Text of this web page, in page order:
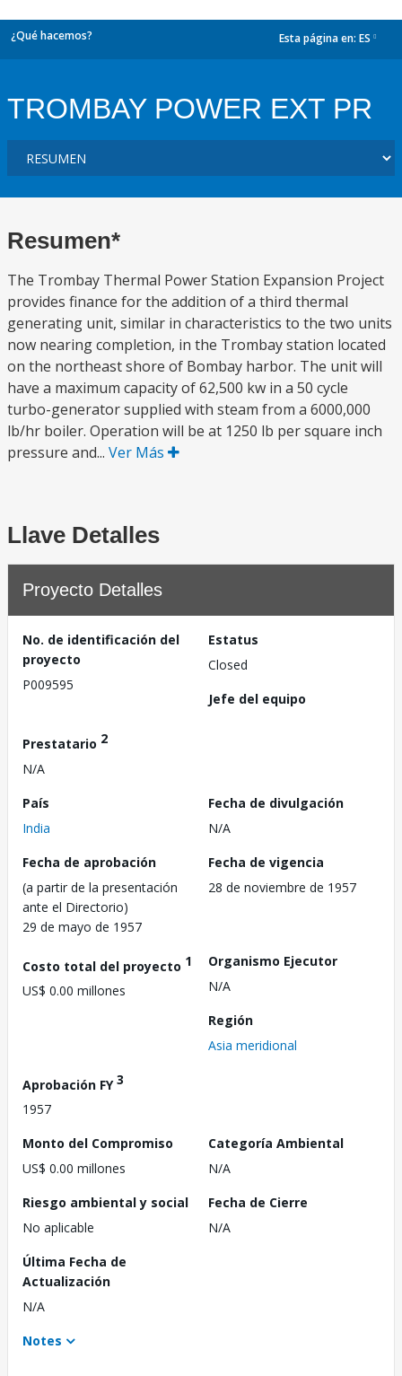
¿Qué hacemos? Esta página en: ES
TROMBAY POWER EXT PR
Resumen*
The Trombay Thermal Power Station Expansion Project
provides finance for the addition of a third thermal
generating unit, similar in characteristics to the two units
now nearing completion, in the Trombay station located
on the northeast shore of Bombay harbor. The unit will
have a maximum capacity of 62,500 kw in a 50 cycle
turbo-generator supplied with steam from a 6000,000
lb/hr boiler. Operation will be at 1250 lb per square inch
pressure and... Ver Más
Llave Detalles
Proyecto Detalles
No. de identificación del
proyecto
P009595
Estatus
Closed
Jefe del equipo
Prestatario 2
N/A
País
India
Fecha de divulgación
N/A
Fecha de aprobación
(a partir de la presentación
ante el Directorio)
29 de mayo de 1957
Fecha de vigencia
28 de noviembre de 1957
Costo total del proyecto 1
US$ 0.00 millones
Organismo Ejecutor
N/A
Región
Asia meridional
Aprobación FY3
1957
Monto del Compromiso
US$ 0.00 millones
Categoría Ambiental
N/A
Riesgo ambiental y social
No aplicable
Fecha de Cierre
N/A
Última Fecha de
Actualización
N/A
Notes